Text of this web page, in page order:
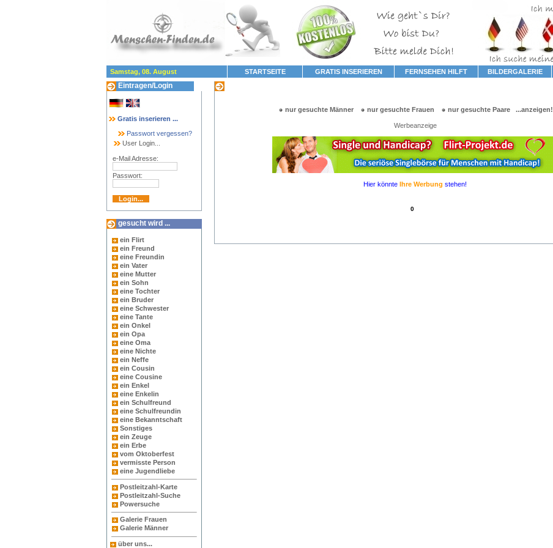
Samstag, 08. August STARTSEITE GRATIS INSERIEREN FERNSEHEN HILFT BILDERGALERIE
Eintragen/Login
Gratis inserieren ...
Passwort vergessen?
User Login...
e-Mail Adresse:
Passwort:
gesucht wird ...
ein Flirt
ein Freund
eine Freundin
ein Vater
eine Mutter
ein Sohn
eine Tochter
ein Bruder
eine Schwester
eine Tante
ein Onkel
ein Opa
eine Oma
eine Nichte
ein Neffe
ein Cousin
eine Cousine
ein Enkel
eine Enkelin
ein Schulfreund
eine Schulfreundin
eine Bekanntschaft
Sonstiges
ein Zeuge
ein Erbe
vom Oktoberfest
vermisste Person
eine Jugendliebe
Postleitzahl-Karte
Postleitzahl-Suche
Powersuche
Galerie Frauen
Galerie Männer
über uns...
nur gesuchte Männer nur gesuchte Frauen nur gesuchte Paare ...anzeigen!
Werbeanzeige
Hier könnte Ihre Werbung stehen!
0